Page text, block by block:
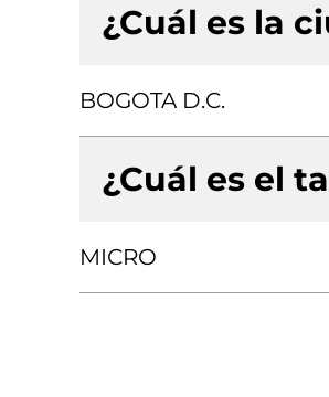
¿Cuál es la
BOGOTA D.C.
¿Cuál es el
MICRO